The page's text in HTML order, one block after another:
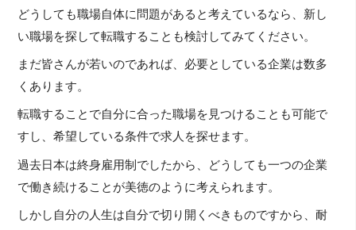
どうしても職場自体に問題があると考えているなら、新し
い職場を探して転職することも検討してみてください。
まだ皆さんが若いのであれば、必要としている企業は数多
くあります。
転職することで自分に合った職場を見つけることも可能で
すし、希望している条件で求人を探せます。
過去日本は終身雇用制でしたから、どうしても一つの企業
で働き続けることが美徳のように考えられます。
しかし自分の人生は自分で切り開くべきものですから、耐